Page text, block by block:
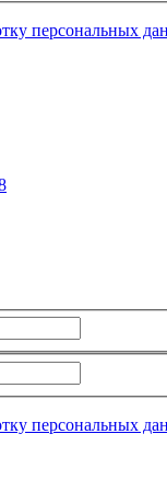
персональных
персональных